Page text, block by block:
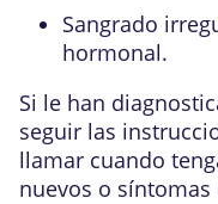
Sangrado
hormonal.
Si le han
seguir las
llamar cuando
nuevos o